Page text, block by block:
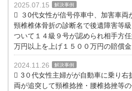
2025.07.15 解決事例
３0代女性が信号停車中、加害車両
頸椎椎体骨折の診断名で後遺障害等
ついて１４級９号が認められ相手方
万円以上を上げ１５００万円の賠償
2024.11.26 解決事例
3０代女性主婦がが自動車に乗り右
両が追突して頸椎捻挫・腰椎捻挫等